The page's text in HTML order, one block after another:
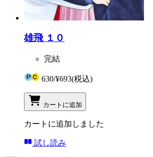
雄飛 １０
完結
630/¥693(税込)
カートに追加
カートに追加しました
試し読み